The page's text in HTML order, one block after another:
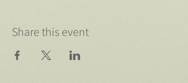
Share this event